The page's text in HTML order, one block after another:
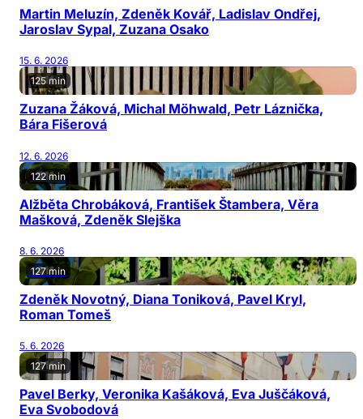
Martin Meluzín, Zdeněk Kovář, Ladislav Ondřej,
Jaroslav Sypal, Zuzana Osako
15. 6. 2026
125 min
Zuzana Žáková, Michal Möhwald, Petr Láznička,
Bára Fišerová
12. 6. 2026
122 min
Alžběta Chrobáková, František Štambera, Věra
Mašková, Zdeněk Slejška
8. 6. 2026
127 min
Zdeněk Novotný, Diana Toniková, Pavel Kryl,
Roman Tomeš
5. 6. 2026
127 min
Pavel Berky, Veronika Kašáková, Eva Juščáková,
Eva Svobodová